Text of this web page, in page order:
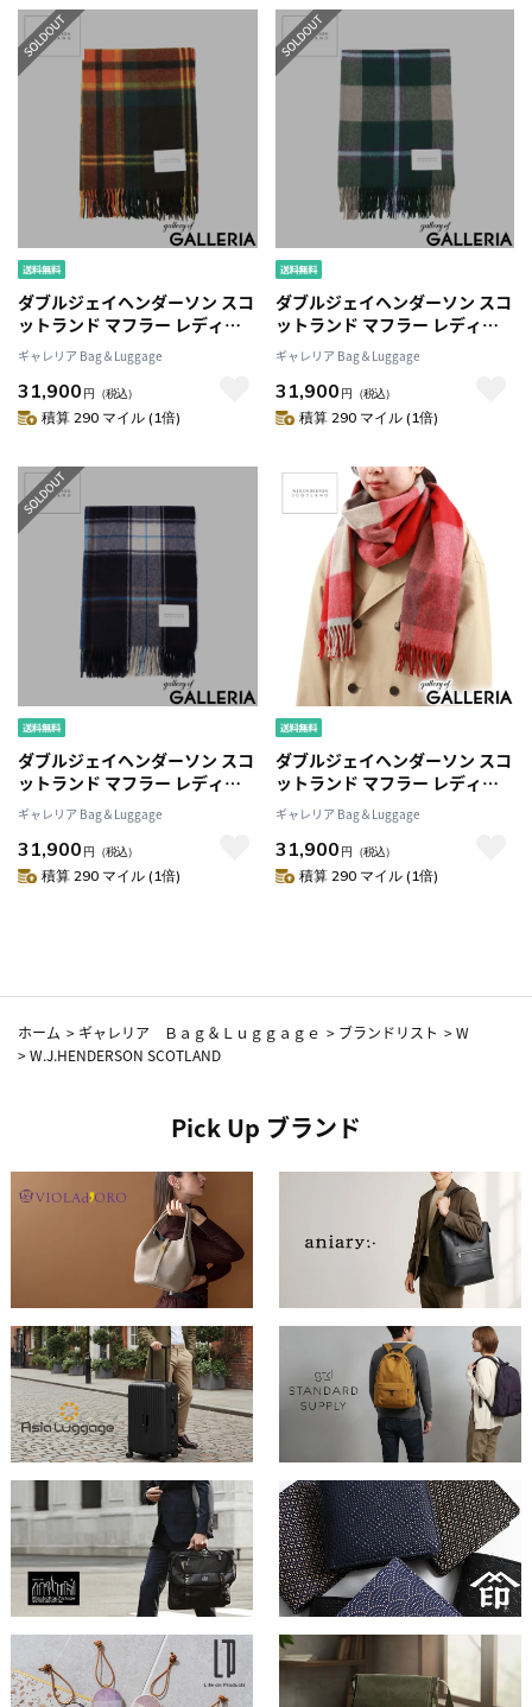
ダブルジェイヘンダーソン スコ
ットランド マフラー レディー
ス メンズ チェック
W.J.HENDERSON SCOTLAND
ブランド ストール 大判 秋 冬 ウ
ール 薄手 暖 暖かい カラフル 秋
ギャレリア Bag＆Luggage
31,900 円 （税込）
積算 290 マイル (1倍)
ダブルジェイヘンダーソン スコ
ットランド マフラー レディー
ス メンズ チェック
W.J.HENDERSON SCOTLAND
ブランド ストール 大判 秋 冬 ウ
ール 薄手 暖 暖かい カラフル 秋
ギャレリア Bag＆Luggage
31,900 円 （税込）
積算 290 マイル (1倍)
ダブルジェイヘンダーソン スコ
ットランド マフラー レディー
ス メンズ チェック
W.J.HENDERSON SCOTLAND
ブランド ストール 大判 秋 冬 ウ
ール 薄手 暖 暖かい カラフル 秋
ギャレリア Bag＆Luggage
31,900 円 （税込）
積算 290 マイル (1倍)
ダブルジェイヘンダーソン スコ
ットランド マフラー レディー
ス メンズ チェック
W.J.HENDERSON SCOTLAND
ブランド ストール 大判 秋 冬 ウ
ール 薄手 暖 暖かい カラフル 秋
ギャレリア Bag＆Luggage
31,900 円 （税込）
積算 290 マイル (1倍)
ホーム > ギャレリア Ｂａｇ＆Ｌｕｇｇａｇｅ > ブランドリスト >W
>W.J.HENDERSON SCOTLAND
Pick Up ブランド